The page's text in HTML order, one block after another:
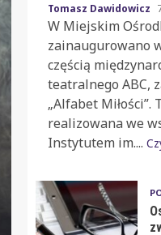
Tomasz Dawidowicz
W Miejskim
zainaugurowano
częścią
teatralnego ABC,
„Alfabet Miłości”.
realizowana we
Instytutem im....